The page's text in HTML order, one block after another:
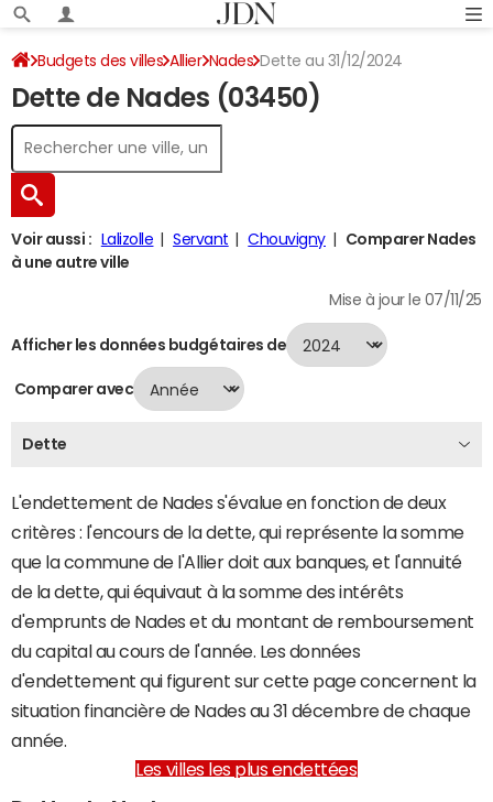
Budgets des villes Allier Nades Dette au 31/12/2024
Dette de Nades (03450)
Voir aussi : Lalizolle Servant Chouvigny
Comparer Nades
à une autre ville
Mise à jour le 07/11/25
Afficher les données budgétaires de
Comparer avec
Dette
L'endettement de Nades s'évalue en fonction de deux
critères : l'encours de la dette, qui représente la somme
que la commune de l'Allier doit aux banques, et l'annuité
de la dette, qui équivaut à la somme des intérêts
d'emprunts de Nades et du montant de remboursement
du capital au cours de l'année. Les données
d'endettement qui figurent sur cette page concernent la
situation financière de Nades au 31 décembre de chaque
année.
Les villes les plus endettées